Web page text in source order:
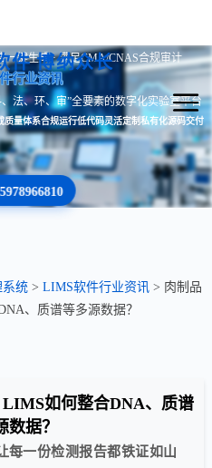
件 博纳众长
一键生成 · 满足CMA/CNAS合规审计
行业资讯
法、环、审”全要素的数字化实验室平台
质量体系合规运行低代码灵活定制私有化源码交付
系统> LIMS软件行业资讯> 肉制品
、质谱等多源数据？
如何整合DNA、质谱
数据？
每一份检测报告都铁证如山